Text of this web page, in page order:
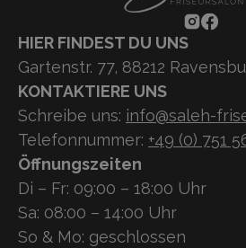
HIER FINDEST DU UNS
Gartenstr. 77, 88212
KONTAKTIERE UNS
Schreibe uns: info@saleh-
Telefonnummer: +49 (0) 751
Öffnungszeiten
Di – Fr: 09:00 – 18:00 Uhr
Sa: 08:00 – 14:00 Uhr
So & Mo: geschlossen